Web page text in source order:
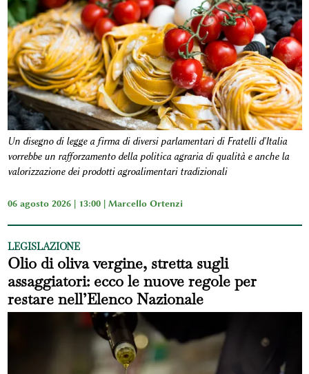
Un disegno di legge a firma di diversi parlamentari di Fratelli d'Italia
vorrebbe un rafforzamento della politica agraria di qualità e anche la
valorizzazione dei prodotti agroalimentari tradizionali
06 agosto 2026 | 13:00 | Marcello Ortenzi
LEGISLAZIONE
Olio di oliva vergine, stretta sugli
assaggiatori: ecco le nuove regole per
restare nell’Elenco Nazionale